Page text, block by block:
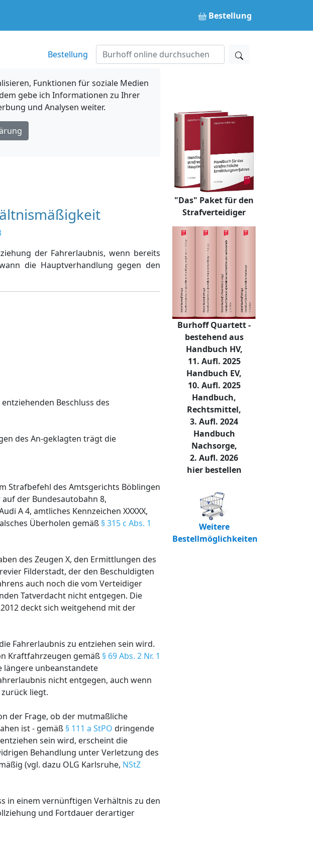
Bestellung
Bestellung
Funktionen für soziale Medien
gebe ich Informationen zu Ihrer
und Analysen weiter.
der Fahrerlaubnis, wenn bereits
die Hauptverhandlung gegen den
Beschluss des
des An-geklagten trägt die
Strafbefehl des Amtsgerichts Böblingen
auf der Bundesautobahn 8,
A 4, amtliches Kennzeichen XXXXX,
Überholen gemäß § 315 c Abs. 1
des Zeugen X, den Ermittlungen des
Filderstadt, der den Beschuldigten
auch noch die vom Verteidiger
Tatverdacht nicht entgegen. Die
deckt sich weitgehend mit der
Fahrerlaubnis zu entziehen sein wird.
Kraftfahrzeugen gemäß § 69 Abs. 2 Nr. 1
längere unbeanstandete
nicht entgegen, auch wenn
liegt.
der Frage, ob der mutmaßliche
ist - gemäß § 111 a StPO dringende
sein wird, erscheint die
Behandlung unter Verletzung des
(vgl. dazu OLG Karlsruhe, NStZ
in einem vernünftigen Verhältnis zu den
und Fortdauer derartiger
"Das" Paket für den
Strafverteidiger
Burhoff Quartett -
bestehend aus
Handbuch HV,
11. Aufl. 2025
Handbuch EV,
10. Aufl. 2025
Handbuch,
Rechtsmittel,
3. Aufl. 2024
Handbuch
Nachsorge,
2. Aufl. 2026
hier bestellen
Weitere
Bestellmöglichkeiten